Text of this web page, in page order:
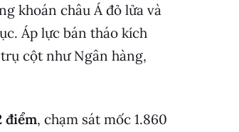
khoán châu Á đỏ lửa và
Áp lực bán tháo kích
cột như Ngân hàng,
điểm, chạm sát mốc 1.860